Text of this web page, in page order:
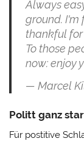
Always
ground. I'm
thankful for
To those
now: enjoy
— Marcel
Politt ganz
Für postitive